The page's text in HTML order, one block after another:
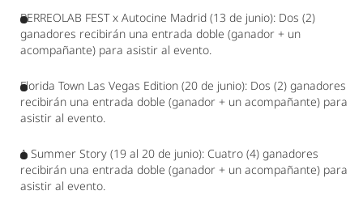
PERREOLAB FEST x Autocine Madrid (13 de junio): Dos (2)
ganadores recibirán una entrada doble (ganador + un
acompañante) para asistir al evento.
Florida Town Las Vegas Edition (20 de junio): Dos (2) ganadores
recibirán una entrada doble (ganador + un acompañante) para
asistir al evento.
A Summer Story (19 al 20 de junio): Cuatro (4) ganadores
recibirán una entrada doble (ganador + un acompañante) para
asistir al evento.